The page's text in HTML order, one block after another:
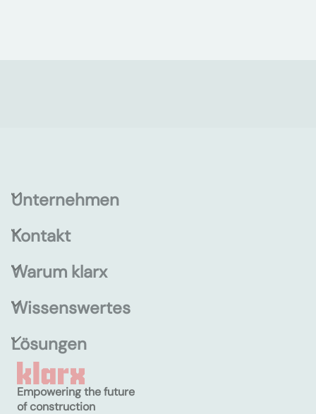
Unternehmen
Kontakt
Warum klarx
Wissenswertes
Lösungen
Empowering the future
of construction